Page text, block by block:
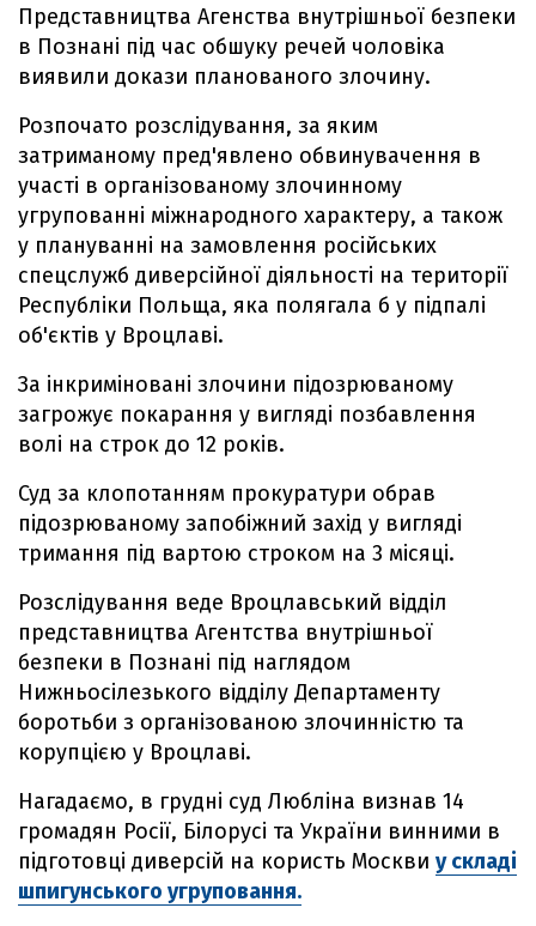
Представництва Агенства внутрішньої безпеки
в Познані під час обшуку речей чоловіка
виявили докази планованого злочину.
Розпочато розслідування, за яким
затриманому пред'явлено обвинувачення в
участі в організованому злочинному
угрупованні міжнародного характеру, а також
у плануванні на замовлення російських
спецслужб диверсійної діяльності на території
Республіки Польща, яка полягала б у підпалі
об'єктів у Вроцлаві.
За інкриміновані злочини підозрюваному
загрожує покарання у вигляді позбавлення
волі на строк до 12 років.
Суд за клопотанням прокуратури обрав
підозрюваному запобіжний захід у вигляді
тримання під вартою строком на 3 місяці.
Розслідування веде Вроцлавський відділ
представництва Агентства внутрішньої
безпеки в Познані під наглядом
Нижньосілезького відділу Департаменту
боротьби з організованою злочинністю та
корупцією у Вроцлаві.
Нагадаємо, в грудні суд Любліна визнав 14
громадян Росії, Білорусі та України винними в
підготовці диверсій на користь Москви у складі
шпигунського угруповання.